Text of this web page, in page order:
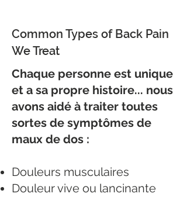
Common Types of Back Pain
We Treat
Chaque personne est unique
et a sa propre histoire... nous
avons aidé à traiter toutes
sortes de symptômes de
maux de dos :
Douleurs musculaires
Douleur vive ou lancinante